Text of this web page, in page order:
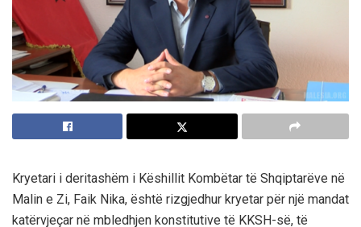
Kryetari i deritashëm i Këshillit Kombëtar të Shqiptarëve në
Malin e Zi, Faik Nika, është rizgjedhur kryetar për një mandat
katërvjeçar në mbledhjen konstitutive të KKSH-së, të